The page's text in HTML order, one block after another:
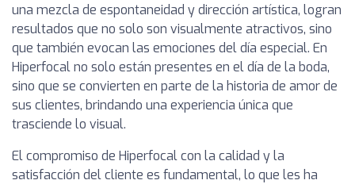
una mezcla de espontaneidad y dirección artística, logran
resultados que no solo son visualmente atractivos, sino
que también evocan las emociones del día especial. En
Hiperfocal no solo están presentes en el día de la boda,
sino que se convierten en parte de la historia de amor de
sus clientes, brindando una experiencia única que
trasciende lo visual.
El compromiso de Hiperfocal con la calidad y la
satisfacción del cliente es fundamental, lo que les ha